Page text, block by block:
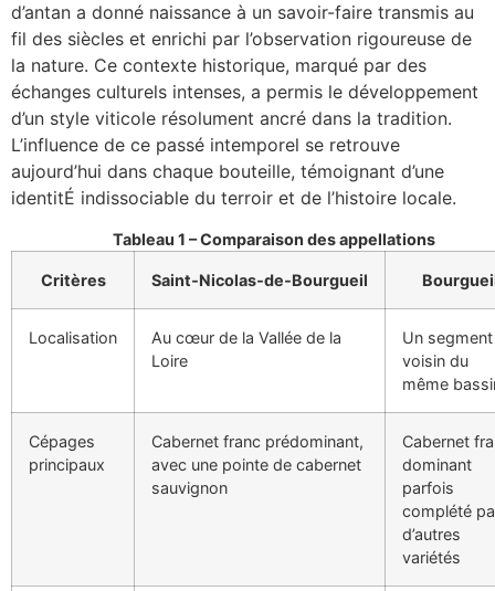
d’antan a donné naissance à un savoir-faire transmis au
fil des siècles et enrichi par l’observation rigoureuse de
la nature. Ce contexte historique, marqué par des
échanges culturels intenses, a permis le développement
d’un style viticole résolument ancré dans la tradition.
L’influence de ce passé intemporel se retrouve
aujourd’hui dans chaque bouteille, témoignant d’une
identitÉ indissociable du terroir et de l’histoire locale.
Tableau 1 – Comparaison des appellations
Critères Saint‑Nicolas‑de‑Bourgueil
Localisation
Au cœur de la Vallée de la
Loire
Un segment
voisin du
même
Cépages
principaux
Cabernet franc prédominant,
avec une pointe de cabernet
sauvignon
Cabernet
dominant
parfois
complété
d’autres
variétés